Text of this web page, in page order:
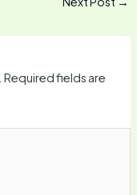
Required fields are